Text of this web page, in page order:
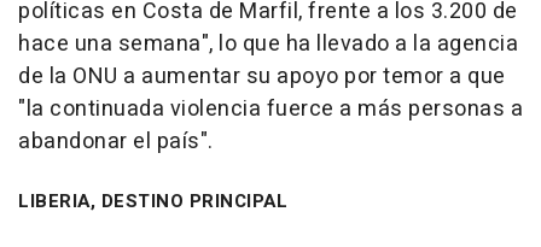
políticas en Costa de Marfil, frente a los 3.200 de
hace una semana", lo que ha llevado a la agencia
de la ONU a aumentar su apoyo por temor a que
"la continuada violencia fuerce a más personas a
abandonar el país".
LIBERIA, DESTINO PRINCIPAL